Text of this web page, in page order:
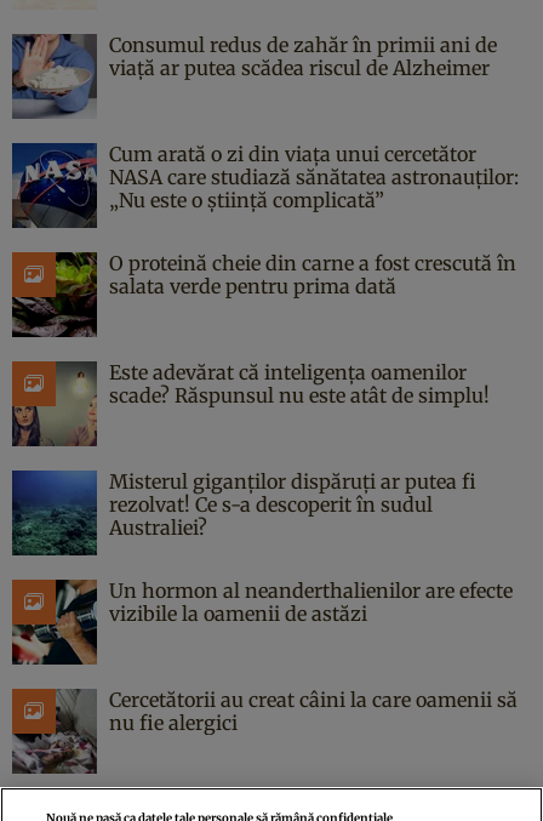
Consumul redus de zahăr în primii ani de
viață ar putea scădea riscul de Alzheimer
Cum arată o zi din viața unui cercetător
NASA care studiază sănătatea astronauților:
„Nu este o știință complicată”
O proteină cheie din carne a fost crescută în
salata verde pentru prima dată
Este adevărat că inteligența oamenilor
scade? Răspunsul nu este atât de simplu!
Misterul giganților dispăruți ar putea fi
rezolvat! Ce s-a descoperit în sudul
Australiei?
Un hormon al neanderthalienilor are efecte
vizibile la oamenii de astăzi
Cercetătorii au creat câini la care oamenii să
nu fie alergici